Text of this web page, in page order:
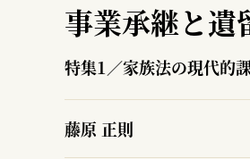
事業承継と遺
特集1／家族法の現代的
藤原 正則